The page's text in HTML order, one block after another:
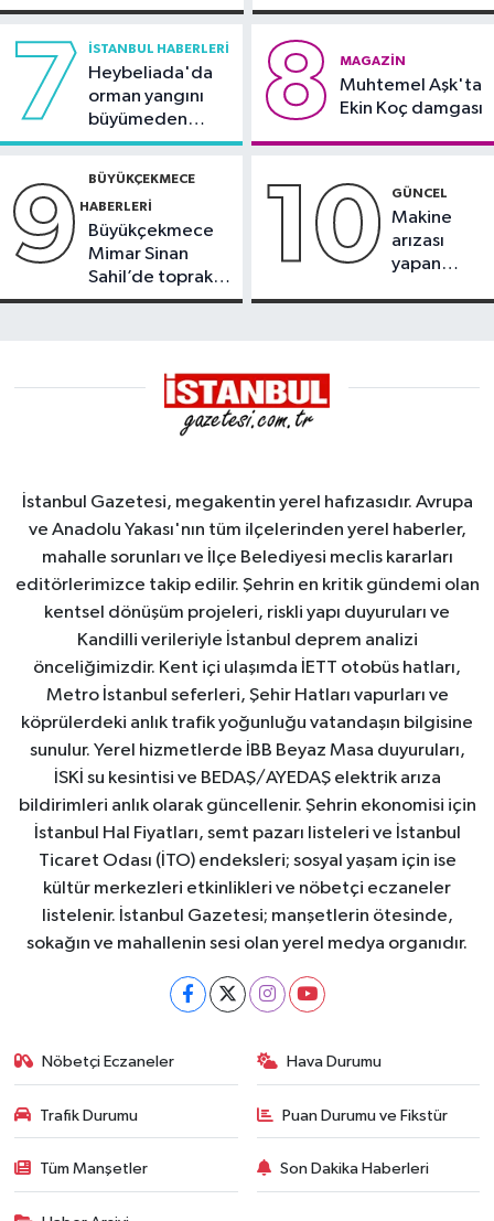
görüntülendi
7 İSTANBUL HABERLERI
Heybeliada'da
orman yangını
büyümeden
söndürüldü
8 MAGAZIN
Muhtemel Aşk'ta
Ekin Koç damgası
9 BÜYÜKÇEKMECE
HABERLERI
Büyükçekmece
Mimar Sinan
Sahil’de toprak
kayması
10 GÜNCEL
Makine
arızası
yapan
İstanbul Gazetesi, megakentin yerel hafızasıdır. Avrupa
ve Anadolu Yakası'nın tüm ilçelerinden yerel haberler,
mahalle sorunları ve İlçe Belediyesi meclis kararları
editörlerimizce takip edilir. Şehrin en kritik gündemi olan
kentsel dönüşüm projeleri, riskli yapı duyuruları ve
Kandilli verileriyle İstanbul deprem analizi
önceliğimizdir. Kent içi ulaşımda İETT otobüs hatları,
Metro İstanbul seferleri, Şehir Hatları vapurları ve
köprülerdeki anlık trafik yoğunluğu vatandaşın bilgisine
sunulur. Yerel hizmetlerde İBB Beyaz Masa duyuruları,
İSKİ su kesintisi ve BEDAŞ/AYEDAŞ elektrik arıza
bildirimleri anlık olarak güncellenir. Şehrin ekonomisi için
İstanbul Hal Fiyatları, semt pazarı listeleri ve İstanbul
Ticaret Odası (İTO) endeksleri; sosyal yaşam için ise
kültür merkezleri etkinlikleri ve nöbetçi eczaneler
listelenir. İstanbul Gazetesi; manşetlerin ötesinde,
sokağın ve mahallenin sesi olan yerel medya organıdır.
Nöbetçi Eczaneler Hava Durumu
Trafik Durumu Puan Durumu ve Fikstür
Tüm Manşetler Son Dakika Haberleri